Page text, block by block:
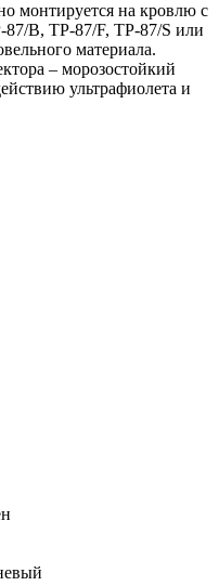
монтируется на кровлю с
B, TP-87/F, TP-87/S или
материала.
– морозостойкий
ультрафиолета и